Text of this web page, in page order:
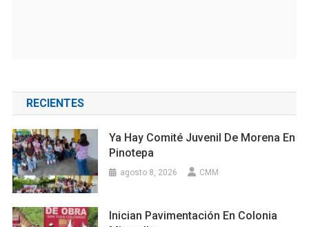
RECIENTES
Ya Hay Comité Juvenil De Morena En
Pinotepa
agosto 8, 2026 CMM
Inician Pavimentación En Colonia